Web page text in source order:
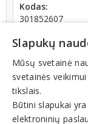
Kodas:
301852607
Registracijos
2008-09-10
Slapukų
Mūsų svetainė
svetainės
tikslais.
Būtini slapukai
elektroninių